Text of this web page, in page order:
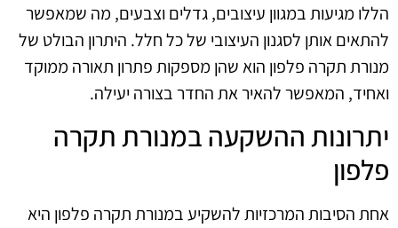
הללו מגיעות במגוון עיצובים, גדלים וצבעים, מה שמאפשר
להתאים אותן לסגנון העיצובי של כל חלל. היתרון הבולט של
מנורת תקרה פלפון הוא שהן מספקות פתרון תאורה ממוקד
ואחיד, המאפשר להאיר את החדר בצורה יעילה.
יתרונות ההשקעה במנורת תקרה
פלפון
אחת הסיבות המרכזיות להשקיע במנורת תקרה פלפון היא